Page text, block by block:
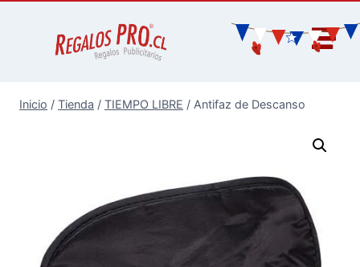
Inicio / Tienda / TIEMPO LIBRE / Antifaz de Descanso